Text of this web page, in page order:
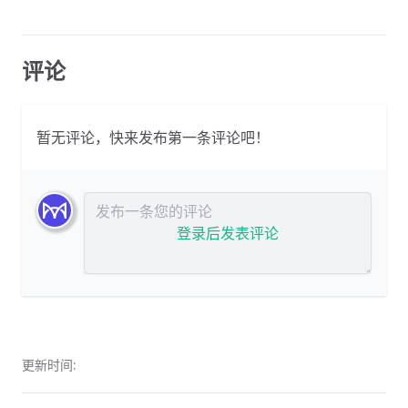
评论
暂无评论，快来发布第一条评论吧！
发布评论
登录后发表评论
更新时间: